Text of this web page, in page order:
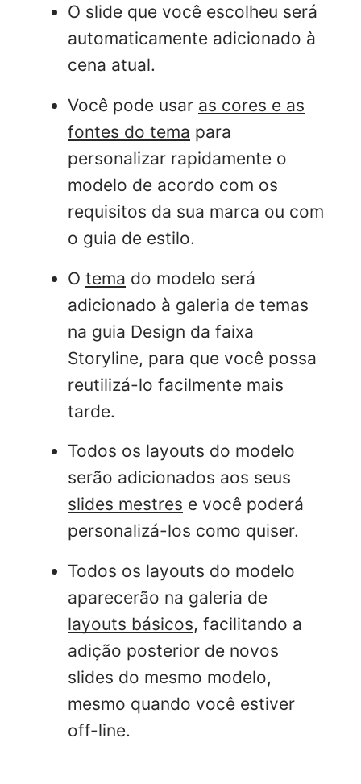
O slide que você escolheu será
automaticamente adicionado à
cena atual.
Você pode usar as cores e as
fontes do tema para
personalizar rapidamente o
modelo de acordo com os
requisitos da sua marca ou com
o guia de estilo.
O tema do modelo será
adicionado à galeria de temas
na guia Design da faixa
Storyline, para que você possa
reutilizá-lo facilmente mais
tarde.
Todos os layouts do modelo
serão adicionados aos seus
slides mestres e você poderá
personalizá-los como quiser.
Todos os layouts do modelo
aparecerão na galeria de
layouts básicos, facilitando a
adição posterior de novos
slides do mesmo modelo,
mesmo quando você estiver
off-line.